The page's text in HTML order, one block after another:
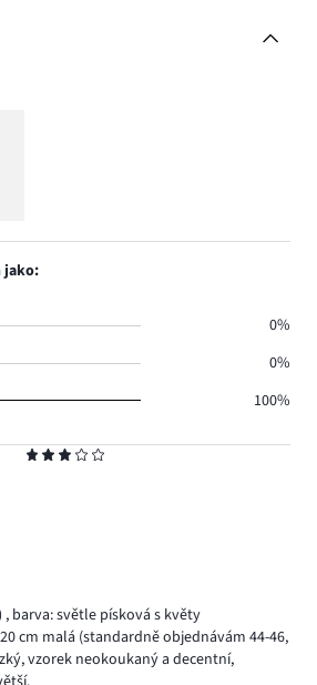
, barva: světle písková s květy
cm malá (standardně objednávám 44-46,
vzorek neokoukaný a decentní,
jako:
0%
0%
100%